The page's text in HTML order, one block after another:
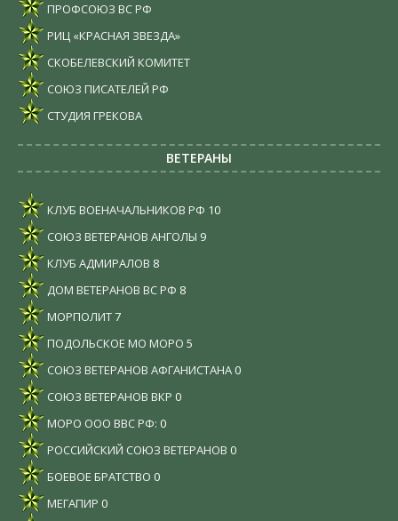
ПРОФСОЮЗ ВС РФ
РИЦ «КРАСНАЯ ЗВЕЗДА»
СКОБЕЛЕВСКИЙ КОМИТЕТ
СОЮЗ ПИСАТЕЛЕЙ РФ
СТУДИЯ ГРЕКОВА
ВЕТЕРАНЫ
КЛУБ ВОЕНАЧАЛЬНИКОВ РФ 10
СОЮЗ ВЕТЕРАНОВ АНГОЛЫ 9
КЛУБ АДМИРАЛОВ 8
ДОМ ВЕТЕРАНОВ ВС РФ 8
МОРПОЛИТ7
ПОДОЛЬСКОЕ МО МОРО 5
СОЮЗ ВЕТЕРАНОВ АФГАНИСТАНА 0
СОЮЗ ВЕТЕРАНОВ ВКР 0
МОРО ООО ВВС РФ: 0
РОССИЙСКИЙ СОЮЗ ВЕТЕРАНОВ 0
БОЕВОЕ БРАТСТВО 0
МЕГАПИР 0